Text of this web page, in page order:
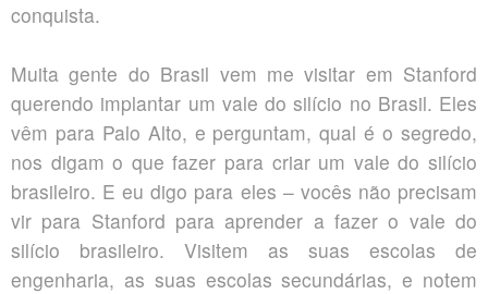
conquista.
Muita gente do Brasil vem me visitar em Stanford
querendo implantar um vale do silício no Brasil. Eles
vêm para Palo Alto, e perguntam, qual é o segredo,
nos digam o que fazer para criar um vale do silício
brasileiro. E eu digo para eles – vocês não precisam
vir para Stanford para aprender a fazer o vale do
silício brasileiro. Visitem as suas escolas de
engenharia, as suas escolas secundárias, e notem